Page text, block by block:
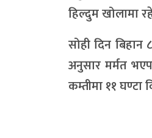
हिल्दुम खोलामा
सोही दिन
अनुसार मर्मत
कम्तीमा ११ घण्टा